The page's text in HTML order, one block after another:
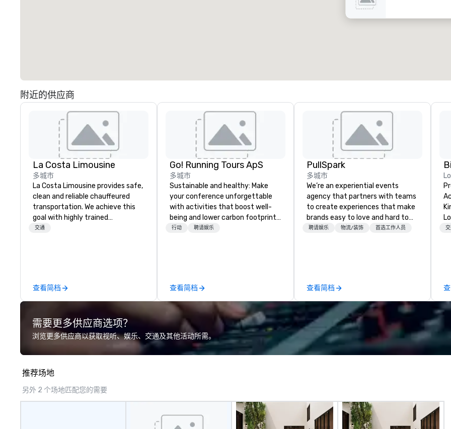
附近的供应商
La Costa Limousine
多城市
La Costa Limousine provides safe,
clean and reliable chauffeured
transportation. We achieve this
goal with highly trained
chauffeurs, the newest vehicles
perfectly maintained fleet of late
model luxury vehicles to the
professional team of chauffeurs
and support staff; you will know
Costa Limousine.
交通
查看简档
Go! Running Tours ApS
多城市
Sustainable and healthy: Make
your conference unforgettable
with activities that boost well-
being and lower carbon footprints.
Explore the world on the run with
行动 聘请娱乐
查看简档
PullSpark
多城市
We’re an experiential events
agency that partners with teams
to create experiences that make
brands easy to love and hard to
forget. Most companies already
聘请娱乐 物流/装饰 首选工作人员
查看简档
6
需要更多供应商选项？
浏览更多供应商以获取视听、娱乐、交通及其他活动所需。
推荐场地
另外 2 个场地匹配您的需要